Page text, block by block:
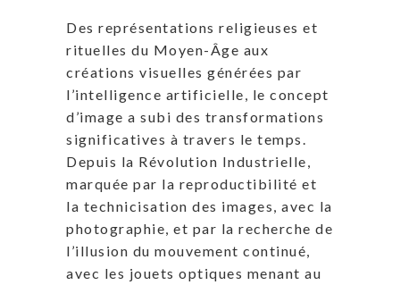
Des représentations religieuses et
rituelles du Moyen-Âge aux
créations visuelles générées par
l’intelligence artificielle, le concept
d’image a subi des transformations
significatives à travers le temps.
Depuis la Révolution Industrielle,
marquée par la reproductibilité et
la technicisation des images, avec la
photographie, et par la recherche de
l’illusion du mouvement continué,
avec les jouets optiques menant au